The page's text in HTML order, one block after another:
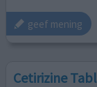
geef mening
Cetirizine